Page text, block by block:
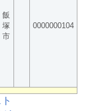
飯
塚
市
0000000104